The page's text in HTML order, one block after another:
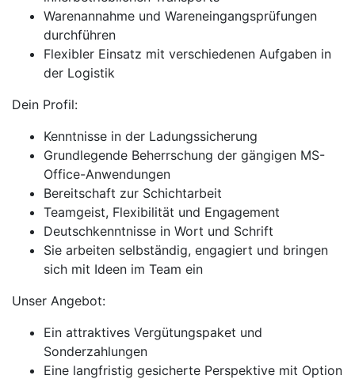
Warenannahme und Wareneingangsprüfungen
durchführen
Flexibler Einsatz mit verschiedenen Aufgaben in
der Logistik
Dein Profil:
Kenntnisse in der Ladungssicherung
Grundlegende Beherrschung der gängigen MS-
Office-Anwendungen
Bereitschaft zur Schichtarbeit
Teamgeist, Flexibilität und Engagement
Deutschkenntnisse in Wort und Schrift
Sie arbeiten selbständig, engagiert und bringen
sich mit Ideen im Team ein
Unser Angebot:
Ein attraktives Vergütungspaket und
Sonderzahlungen
Eine langfristig gesicherte Perspektive mit Option